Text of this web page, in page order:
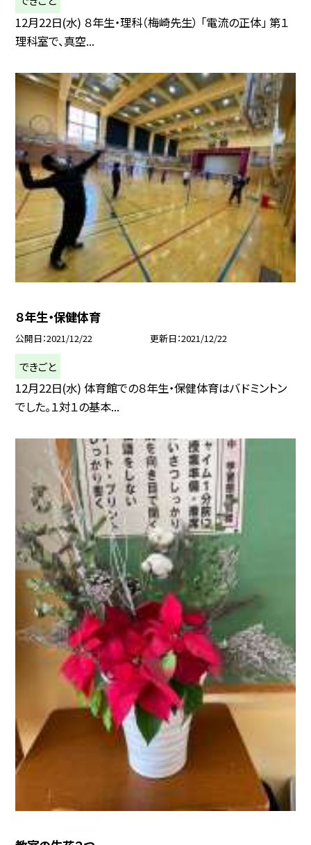
12月22日(水) ８年生・理科（梅崎先生） 「電流の正体」 第１
理科室で、真空...
８年生・保健体育
公開日 2021/12/22 更新日 2021/12/22
できごと
12月22日(水) 体育館での８年生・保健体育はバドミントン
でした。１対１の基本...